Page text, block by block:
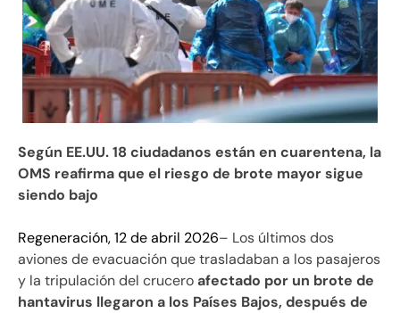
Según EE.UU. 18 ciudadanos están en cuarentena, la
OMS reafirma que el riesgo de brote mayor sigue
siendo bajo
Regeneración, 12 de abril 2026– Los últimos dos
aviones de evacuación que trasladaban a los pasajeros
y la tripulación del cruceroafectado por un brote de
hantavirus llegaron a los Países Bajos, después de